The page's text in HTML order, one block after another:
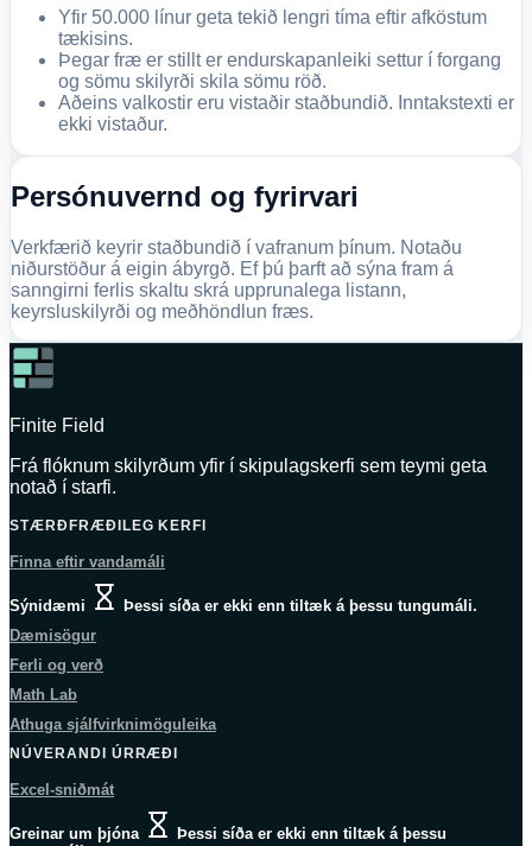
Yfir 50.000 línur geta tekið lengri tíma eftir afköstum
tækisins.
Þegar fræ er stillt er endurskapanleiki settur í forgang
og sömu skilyrði skila sömu röð.
Aðeins valkostir eru vistaðir staðbundið. Inntakstexti er
ekki vistaður.
Persónuvernd og fyrirvari
Verkfærið keyrir staðbundið í vafranum þínum. Notaðu
niðurstöður á eigin ábyrgð. Ef þú þarft að sýna fram á
sanngirni ferlis skaltu skrá upprunalega listann,
keyrsluskilyrði og meðhöndlun fræs.
Finite Field
Frá flóknum skilyrðum yfir í skipulagskerfi sem teymi geta
notað í starfi.
STÆRÐFRÆÐILEG KERFI
Finna eftir vandamáli
Sýnidæmi
Þessi síða er ekki enn tiltæk á þessu tungumáli.
Dæmisögur
Ferli og verð
Math Lab
Athuga sjálfvirknimöguleika
NÚVERANDI ÚRRÆÐI
Excel-sniðmát
Greinar um þjóna
Þessi síða er ekki enn tiltæk á þessu